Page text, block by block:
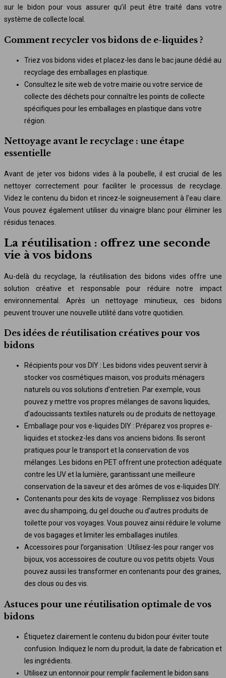
sur le bidon pour vous assurer qu’il peut être traité dans votre
système de collecte local.
Comment recycler vos bidons de e-liquides ?
Triez vos bidons vides et placez-les dans le bac jaune dédié au
recyclage des emballages en plastique.
Consultez le site web de votre mairie ou votre service de
collecte des déchets pour connaître les points de collecte
spécifiques pour les emballages en plastique dans votre
région.
Nettoyage avant le recyclage : une étape
essentielle
Avant de jeter vos bidons vides à la poubelle, il est crucial de les
nettoyer correctement pour faciliter le processus de recyclage.
Videz le contenu du bidon et rincez-le soigneusement à l’eau claire.
Vous pouvez également utiliser du vinaigre blanc pour éliminer les
résidus tenaces.
La réutilisation : offrez une seconde
vie à vos bidons
Au-delà du recyclage, la réutilisation des bidons vides offre une
solution créative et responsable pour réduire notre impact
environnemental. Après un nettoyage minutieux, ces bidons
peuvent trouver une nouvelle utilité dans votre quotidien.
Des idées de réutilisation créatives pour vos
bidons
Récipients pour vos DIY : Les bidons vides peuvent servir à
stocker vos cosmétiques maison, vos produits ménagers
naturels ou vos solutions d’entretien. Par exemple, vous
pouvez y mettre vos propres mélanges de savons liquides,
d’adoucissants textiles naturels ou de produits de nettoyage.
Emballage pour vos e-liquides DIY : Préparez vos propres e-
liquides et stockez-les dans vos anciens bidons. Ils seront
pratiques pour le transport et la conservation de vos
mélanges. Les bidons en PET offrent une protection adéquate
contre les UV et la lumière, garantissant une meilleure
conservation de la saveur et des arômes de vos e-liquides DIY.
Contenants pour des kits de voyage : Remplissez vos bidons
avec du shampoing, du gel douche ou d’autres produits de
toilette pour vos voyages. Vous pouvez ainsi réduire le volume
de vos bagages et limiter les emballages inutiles.
Accessoires pour l’organisation : Utilisez-les pour ranger vos
bijoux, vos accessoires de couture ou vos petits objets. Vous
pouvez aussi les transformer en contenants pour des graines,
des clous ou des vis.
Astuces pour une réutilisation optimale de vos
bidons
Étiquetez clairement le contenu du bidon pour éviter toute
confusion. Indiquez le nom du produit, la date de fabrication et
les ingrédients.
Utilisez un entonnoir pour remplir facilement le bidon sans